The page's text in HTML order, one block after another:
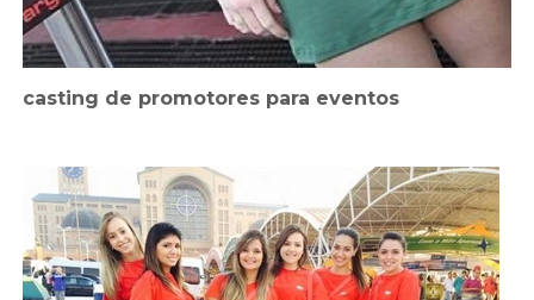
casting de promotores para eventos